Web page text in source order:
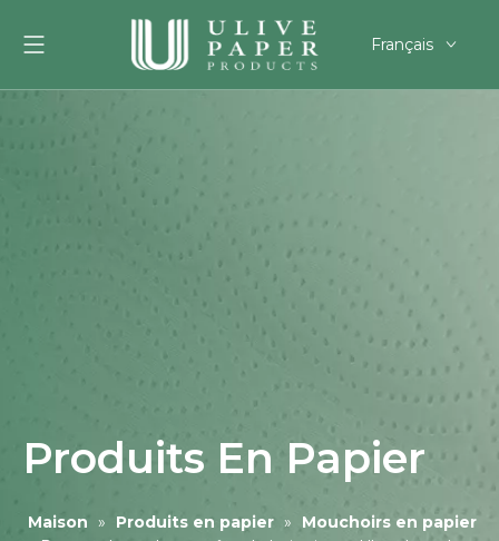
Français
românesc
Produits En Papier
Maison » Produits en papier »
Mouchoirs en papier